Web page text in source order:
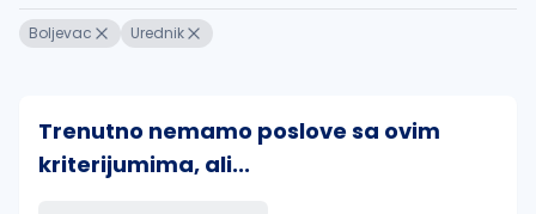
Boljevac Urednik
Trenutno nemamo poslove sa ovim
kriterijumima, ali...